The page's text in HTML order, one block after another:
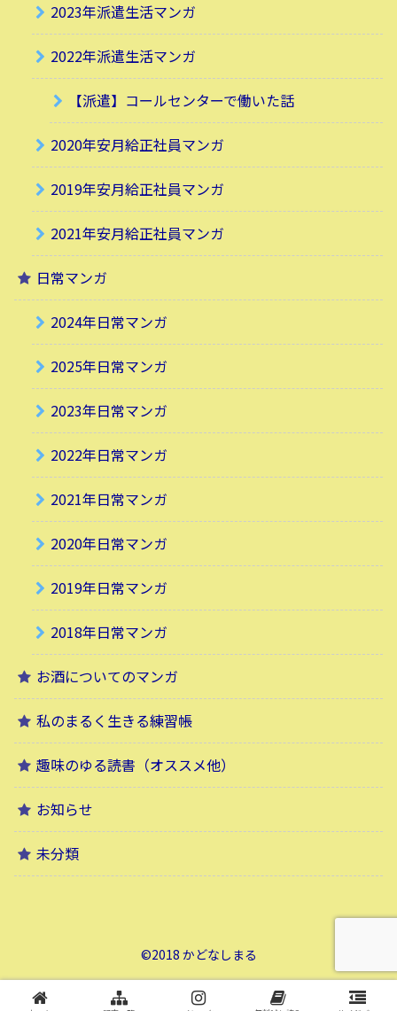
2023年派遣生活マンガ
2022年派遣生活マンガ
【派遣】コールセンターで働いた話
2020年安月給正社員マンガ
2019年安月給正社員マンガ
2021年安月給正社員マンガ
日常マンガ
2024年日常マンガ
2025年日常マンガ
2023年日常マンガ
2022年日常マンガ
2021年日常マンガ
2020年日常マンガ
2019年日常マンガ
2018年日常マンガ
お酒についてのマンガ
私のまるく生きる練習帳
趣味のゆる読書（オススメ他）
お知らせ
未分類
©2018 かどなしまる